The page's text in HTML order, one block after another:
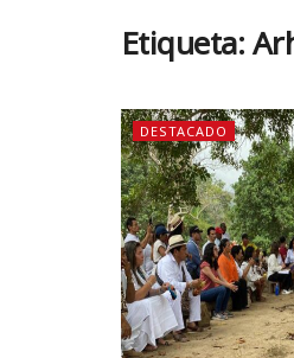
Etiqueta:
DESTACADO